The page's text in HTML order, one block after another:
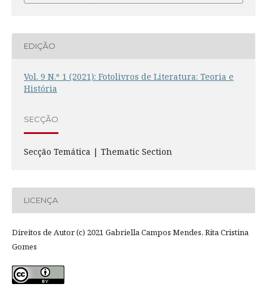
EDIÇÃO
Vol. 9 N.º 1 (2021): Fotolivros de Literatura: Teoria e
História
SECÇÃO
Secção Temática | Thematic Section
LICENÇA
Direitos de Autor (c) 2021 Gabriella Campos Mendes, Rita Cristina
Gomes